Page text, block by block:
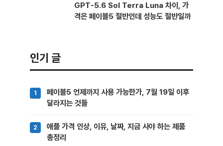
GPT-5.6 Sol Terra Luna 차이, 가
격은 페이블5 절반인데 성능도 절반일까
인기 글
페이블5 언제까지 사용 가능한가, 7월 19일 이후
달라지는 것들
애플 가격 인상, 이유, 날짜, 지금 사야 하는 제품
총정리